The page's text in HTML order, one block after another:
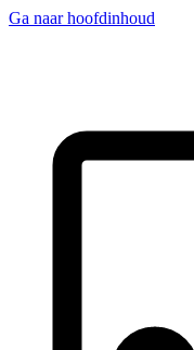
Ga naar hoofdinhoud